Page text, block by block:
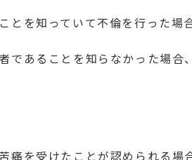
とを知っていて不倫を行った場
であることを知らなかった場合
痛を受けたことが認められる場